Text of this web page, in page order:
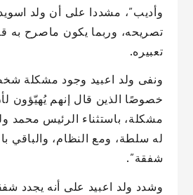
وأديب”، مشددا على أن ولد
تصريحه، وربما يكون ماصرح به
تعبيره.
ونفى ولد اعبيد وجود مشكلة
خصوصًا الذين قال إنهم يُهيّؤون
مشكلة، باستثناء الرئيس محمد
له سلطة، ومع النظام، والباقي
شفقة”.
وشدد ولد اعبيد على أنه يجدد